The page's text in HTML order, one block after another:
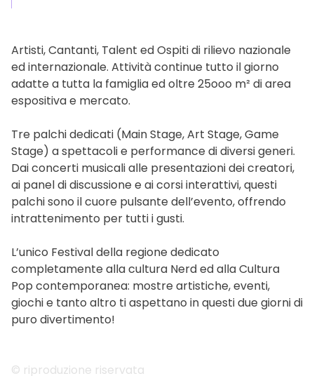
Artisti, Cantanti, Talent ed Ospiti di rilievo nazionale
ed internazionale. Attività continue tutto il giorno
adatte a tutta la famiglia ed oltre 25ooo m² di area
espositiva e mercato.
Tre palchi dedicati (Main Stage, Art Stage, Game
Stage) a spettacoli e performance di diversi generi.
Dai concerti musicali alle presentazioni dei creatori,
ai panel di discussione e ai corsi interattivi, questi
palchi sono il cuore pulsante dell’evento, offrendo
intrattenimento per tutti i gusti.
L’unico Festival della regione dedicato
completamente alla cultura Nerd ed alla Cultura
Pop contemporanea: mostre artistiche, eventi,
giochi e tanto altro ti aspettano in questi due giorni di
puro divertimento!
© riproduzione riservata